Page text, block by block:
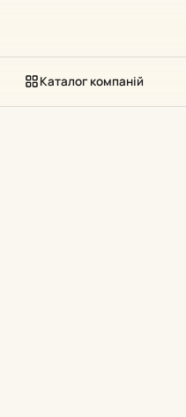
Каталог компаній